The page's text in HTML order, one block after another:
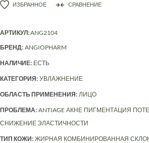
ИЗБРАННОЕ СРАВНЕНИЕ
АРТИКУЛ:ANG2104
БРЕНД: ANGIOPHARM
НАЛИЧИЕ: ЕСТЬ
КАТЕГОРИЯ: УВЛАЖНЕНИЕ
ОБЛАСТЬ ПРИМЕНЕНИЯ: ЛИЦО
ПРОБЛЕМА: ANTIAGE АКНЕ ПИГМЕНТАЦИЯ
СНИЖЕНИЕ ЭЛАСТИЧНОСТИ
ТИП КОЖИ: ЖИРНАЯ КОМБИНИРОВАННАЯ